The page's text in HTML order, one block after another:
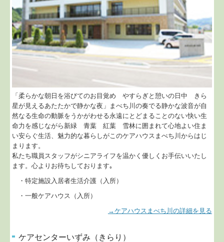
「柔らかな朝日を浴びてのお目覚め やすらぎと憩いの日中 きら
星が見えるあたたかで静かな夜」まべち川の奏でる静かな波音が自
然なる生命の動脈をうかがわせる永遠にとどまることのない快い生
命力を感じながら新緑 青葉 紅葉 雪林に囲まれて心地よい住ま
い安らぐ生活、魅力的な暮らしがこのケアハウスまべち川からはじ
まります。
私たち職員スタッフがシニアライフを温かく優しくお手伝いいたし
ます。心よりお待ちしております｡
・特定施設入居者生活介護（入所）
・一般ケアハウス（入所）
→ケアハウスまべち川の詳細を見る
ケアセンターいずみ（きらり）